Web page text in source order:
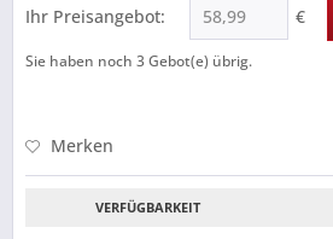
Ihr Preisangebot: €
Sie haben noch 3Gebot(e) übrig.
Merken
VERFÜGBARKEIT